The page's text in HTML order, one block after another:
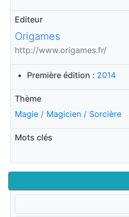
Editeur
Origames
http://www.origames.fr/
Première édition : 2014
Thème
Magie / Magicien / Sorcière
Mots clés